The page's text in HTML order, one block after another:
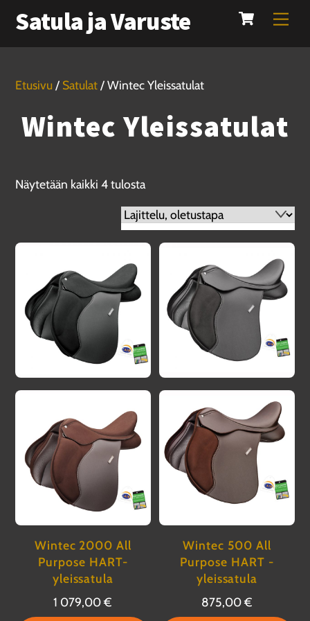
content
Cart
Satula ja Varuste
Etusivu / Satulat/ Wintec Yleissatulat
Wintec Yleissatulat
Näytetään kaikki 4 tulosta
Wintec 2000 All
Purpose HART-
yleissatula
1 079,00€
Wintec 500 All
Purpose HART -
yleissatula
875,00€